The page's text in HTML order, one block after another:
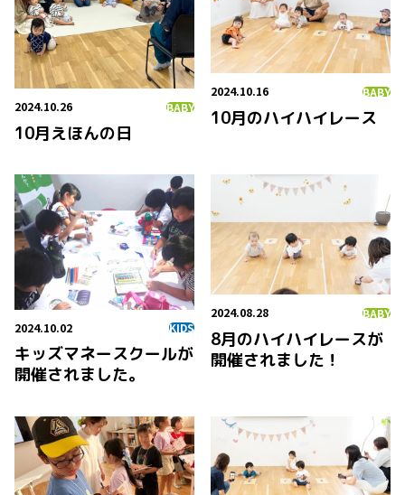
2024.10.26 BABY
10月えほんの日
2024.10.16 BABY
10月のハイハイレース
2024.10.02 KIDS
キッズマネースクールが
開催されました。
2024.08.28 BABY
8月のハイハイレースが
開催されました！